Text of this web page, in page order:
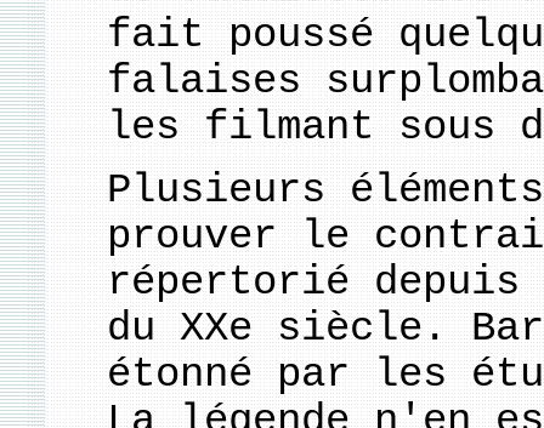
fait poussé
falaises
les filmant sous
Plusieurs
prouver le
répertorié depuis
du XXe siècle.
étonné par les